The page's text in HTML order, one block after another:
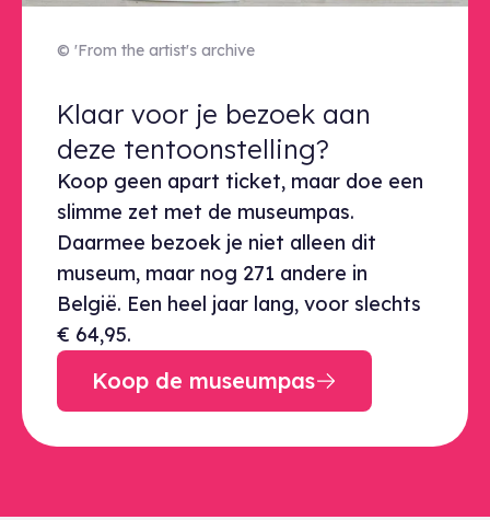
© 'From the artist's archive
Klaar voor je bezoek aan deze
Klaar voor je bezoek aan
deze tentoonstelling?
Koop geen apart ticket, maar doe een
slimme zet met de museumpas.
Daarmee bezoek je niet alleen dit
museum, maar nog 271 andere in
België. Een heel jaar lang, voor slechts
€ 64,95.
Koop de museumpas